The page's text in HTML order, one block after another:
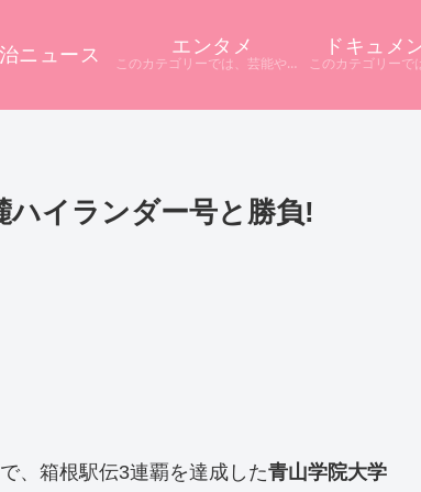
ニュース エンタメ
このカテゴリーでは、芸能やエンタメに関するニュースをまとめています。 テレビや配信サービス、SNSなど多様な情報源から話題をピックアップ。 ニュース記事だけでは分からない背景や疑問点を深掘りし、分かりやすく解説しています。
ドキュメ
ハイランダー号と勝負!
で、箱根駅伝3連覇を達成した青山学院大学